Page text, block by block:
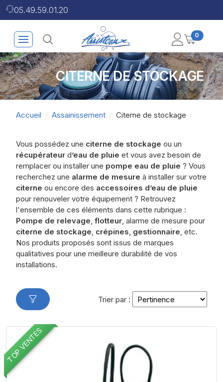
05.49.59.01.20
0
CITERNE DE STOCKAGE
Accueil Assainissement Citerne de stockage
Vous possédez une citerne de stockage ou un
récupérateur d’eau de pluie et vous avez besoin de
remplacer ou installer une pompe eau de pluie ? Vous
recherchez une alarme de mesure à installer sur votre
citerne ou encore des accessoires d’eau de pluie
pour renouveler votre équipement ? Retrouvez
l'ensemble de ces éléments dans cette rubrique :
Pompe de relevage, flotteur, alarme de mesure pour
citerne de stockage, crépines, gestionnaire, etc.
Nos produits proposés sont issus de marques
qualitatives pour une meilleure durabilité de vos
installations.
Trier par :
TOP VENTES